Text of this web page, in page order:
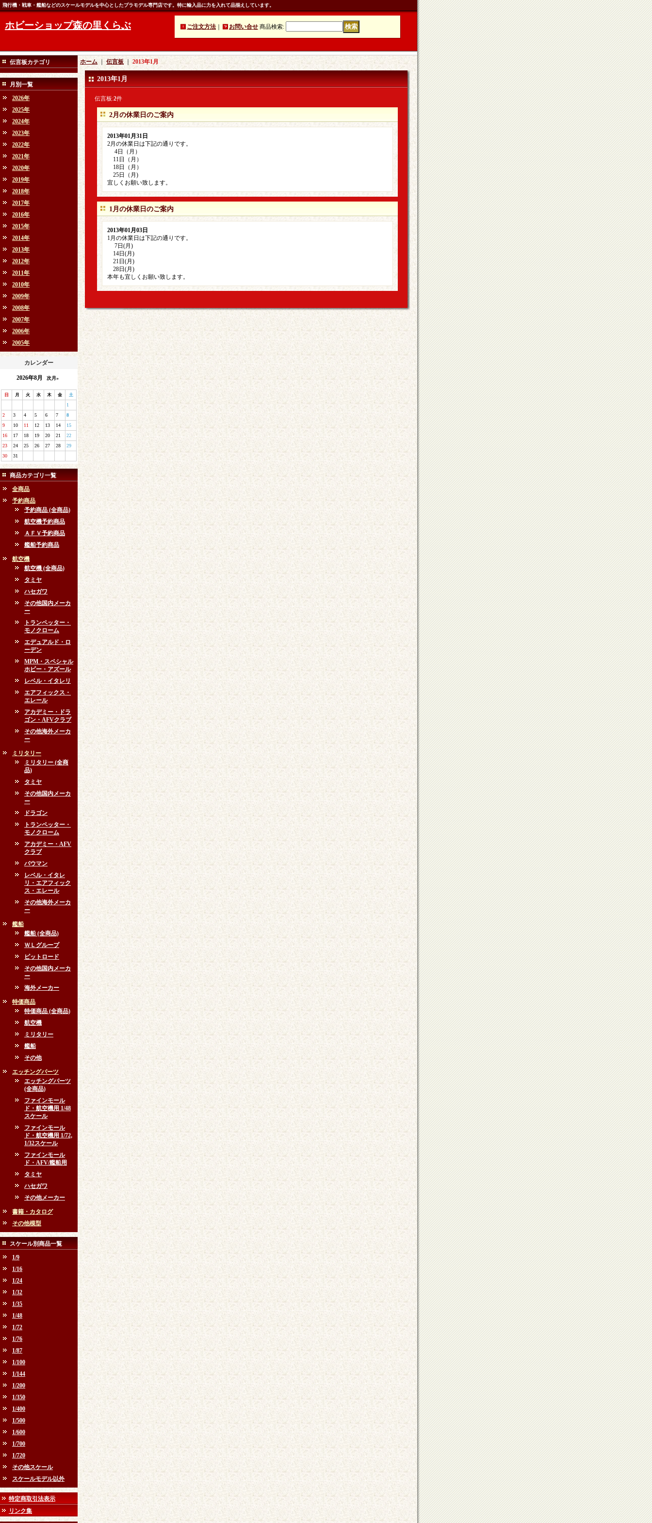
飛行機・戦車・艦船などのスケールモデルを中心としたプラモデル専門店です。特に輸入品に力を入れて品揃えしています。
ホビーショップ森の里くらぶ ご注文方法 お問い合せ 商品検索:
伝言板カテゴリ
月別一覧
2026年
2025年
2024年
2023年
2022年
2021年
2020年
2019年
2018年
2017年
2016年
2015年
2014年
2013年
2012年
2011年
2010年
2009年
2008年
2007年
2006年
2005年
カレンダー
2026年8月 次月»
日 月 火 水 木 金 土
1
2
3 4 5 6 7
8
9
10 11 12 13 14
15
16
17 18 19 20 21
22
23
24 25 26 27 28
29
30
31
商品カテゴリ一覧
全商品
予約商品
予約商品 (全商品)
航空機予約商品
ＡＦＶ予約商品
艦船予約商品
航空機
航空機 (全商品)
タミヤ
ハセガワ
その他国内メーカ
ー
トランペッター・
モノクローム
エデュアルド・ロ
ーデン
MPM・スペシャル
ホビー・アズール
レベル・イタレリ
エアフィックス・
エレール
アカデミー・ドラ
ゴン・AFVクラブ
その他海外メーカ
ー
ミリタリー
ミリタリー (全商
品)
タミヤ
その他国内メーカ
ー
ドラゴン
トランペッター・
モノクローム
アカデミー・AFV
クラブ
バウマン
レベル・イタレ
リ・エアフィック
ス・エレール
その他海外メーカ
ー
艦船
艦船 (全商品)
ＷＬグループ
ピットロード
その他国内メーカ
ー
海外メーカー
特価商品
特価商品 (全商品)
航空機
ミリタリー
艦船
その他
エッチングパーツ
エッチングパーツ
(全商品)
ファインモール
ド・航空機用 1/48
スケール
ファインモール
ド・航空機用 1/72,
1/32スケール
ファインモール
ド・AFV/艦船用
タミヤ
ハセガワ
その他メーカー
書籍・カタログ
その他模型
スケール別商品一覧
1/9
1/16
1/24
1/32
1/35
1/48
1/72
1/76
1/87
1/100
1/144
1/200
1/350
1/400
1/500
1/600
1/700
1/720
その他スケール
スケールモデル以外
特定商取引法表示
リンク集
ホーム 伝言板 ｜2013年1月
2013年1月
伝言板:2件
2月の休業日のご案内
2013年01月31日
2月の休業日は下記の通りです。
4日（月）
11日（月）
18日（月）
25日（月)
宜しくお願い致します。
1月の休業日のご案内
2013年01月03日
1月の休業日は下記の通りです。
7日(月)
14日(月)
21日(月)
28日(月)
本年も宜しくお願い致します。